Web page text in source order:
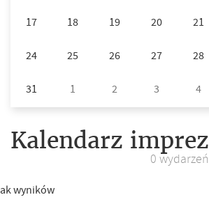
17
18 19 20 21
24
25 26 27 28
31
1 2 3 4
Kalendarz imprez
0 wydarzeń
wyników